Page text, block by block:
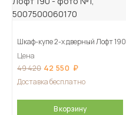
Шкаф-купе 2-х дверный Лофт 190
Цена
49 420 42 550
Доставка бесплатно
В корзину